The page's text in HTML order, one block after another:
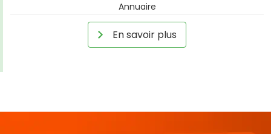
Annuaire
En savoir plus